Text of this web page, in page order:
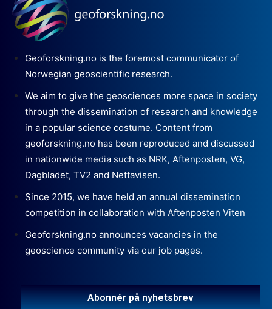
Geoforskning.no is the foremost communicator of
Norwegian geoscientific research.
We aim to give the geosciences more space in society
through the dissemination of research and knowledge
in a popular science costume. Content from
geoforskning.no has been reproduced and discussed
in nationwide media such as NRK, Aftenposten, VG,
Dagbladet, TV2 and Nettavisen.
Since 2015, we have held an annual dissemination
competition in collaboration with Aftenposten Viten
Geoforskning.no announces vacancies in the
geoscience community via our job pages.
Abonnér på nyhetsbrev